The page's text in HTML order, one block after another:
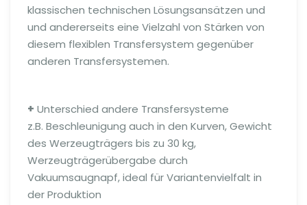
klassischen technischen Lösungsansätzen und
und andererseits eine Vielzahl von Stärken von
diesem flexiblen Transfersystem gegenüber
anderen Transfersystemen.
+ Unterschied andere Transfersysteme
z.B. Beschleunigung auch in den Kurven, Gewicht
des Werzeugträgers bis zu 30 kg,
Werzeugträgerübergabe durch
Vakuumsaugnapf, ideal für Variantenvielfalt in
der Produktion